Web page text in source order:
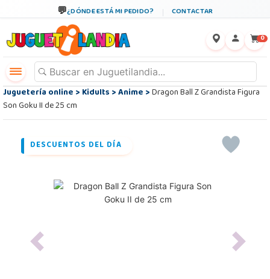
¿DÓNDE ESTÁ MI PEDIDO? CONTACTAR
0
Juguetería online>Kidults>Anime>Dragon Ball Z Grandista Figura
Son Goku II de 25 cm
DESCUENTOS DEL DÍA
Previous Next